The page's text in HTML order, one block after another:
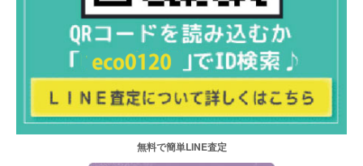
無料で簡単LINE査定